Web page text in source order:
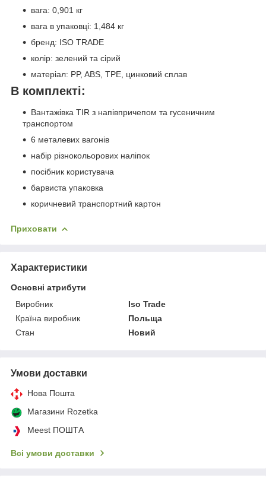
вага: 0,901 кг
вага в упаковці: 1,484 кг
бренд: ISO TRADE
колір: зелений та сірий
матеріал: PP, ABS, TPE, цинковий сплав
В комплекті:
Вантажівка TIR з напівпричепом та гусеничним
транспортом
6 металевих вагонів
набір різнокольорових наліпок
посібник користувача
барвиста упаковка
коричневий транспортний картон
Приховати
Характеристики
Основні атрибути
Виробник
Iso Trade
Країна виробник
Польща
Стан
Новий
Умови доставки
Нова Пошта
Магазини Rozetka
Meest ПОШТА
Всі умови доставки